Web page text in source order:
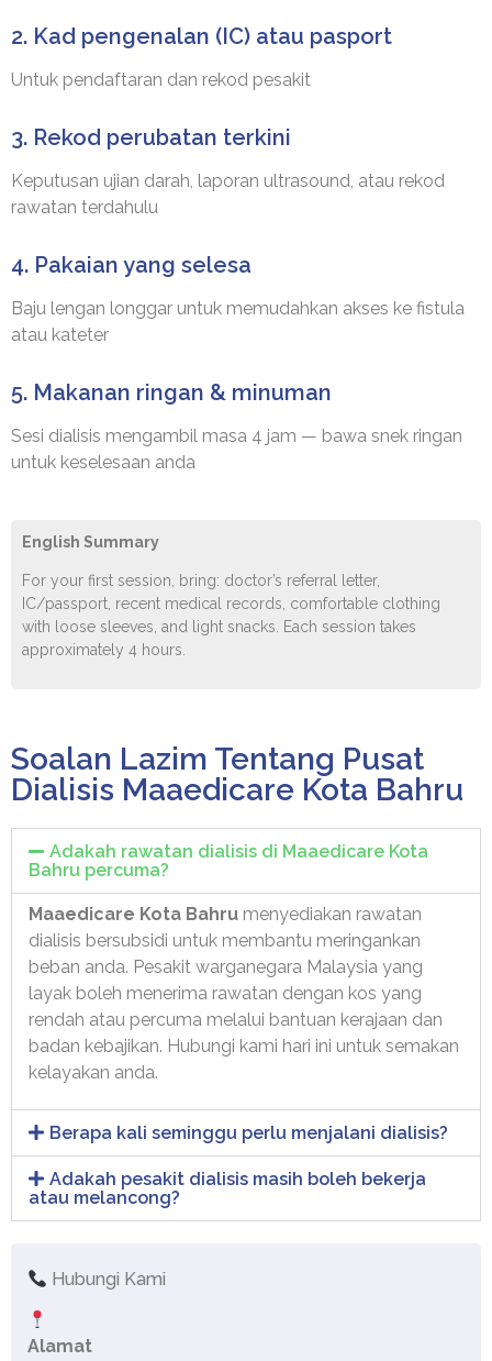
2. Kad pengenalan (IC) atau pasport
Untuk pendaftaran dan rekod pesakit
3. Rekod perubatan terkini
Keputusan ujian darah, laporan ultrasound, atau rekod
rawatan terdahulu
4. Pakaian yang selesa
Baju lengan longgar untuk memudahkan akses ke fistula
atau kateter
5. Makanan ringan & minuman
Sesi dialisis mengambil masa 4 jam — bawa snek ringan
untuk keselesaan anda
English Summary
For your first session, bring: doctor’s referral letter,
IC/passport, recent medical records, comfortable clothing
with loose sleeves, and light snacks. Each session takes
approximately 4 hours.
Soalan Lazim Tentang Pusat
Dialisis Maaedicare Kota Bahru
Adakah rawatan dialisis di Maaedicare Kota
Bahru percuma?
Maaedicare Kota Bahru menyediakan rawatan
dialisis bersubsidi untuk membantu meringankan
beban anda. Pesakit warganegara Malaysia yang
layak boleh menerima rawatan dengan kos yang
rendah atau percuma melalui bantuan kerajaan dan
badan kebajikan. Hubungi kami hari ini untuk semakan
kelayakan anda.
Berapa kali seminggu perlu menjalani dialisis?
Adakah pesakit dialisis masih boleh bekerja
atau melancong?
Hubungi Kami
Alamat